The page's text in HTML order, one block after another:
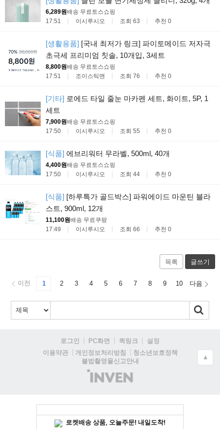
6,289원배송 무료토스쇼핑
17:51
이시루시오 조회 63 추천 0
[생활용품] [국내 최저가 링크] 파이토메이드 저자극
초극세 프리미엄 칫솔, 10개입, 3세트
8,800원배송 무료토스쇼핑
17:51
조이스틱맨 조회 76 추천 0
[기타] 로에드 타일 줄눈 마카펜 세트, 화이트, 5P, 1
세트
7,900원배송 무료토스쇼핑
17:50
이시루시오 조회 55 추천 0
[식품] 에브리워터 무라벨, 500ml, 40개
4,400원배송 무료토스쇼핑
17:50
이시루시오 조회 44 추천 0
[식품] [하루특가 골드박스] 파워에이드 마운틴 블라
스트, 900ml, 12개
11,100원배송 무료쿠팡
17:49
이시루시오 조회 66 추천 0
목록 글쓰기
이전 1 2 3 4 5 6 7 8 9 10 다음
로그인 PC화면 퀵링크
설정
이용약관
개인정보처리방침
청소년보호정책
불법촬영물신고안내
(주)
인
▲